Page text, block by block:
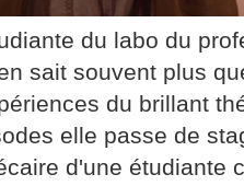
du labo du
sait souvent plus
du brillant
elle passe de
d'une étudiante